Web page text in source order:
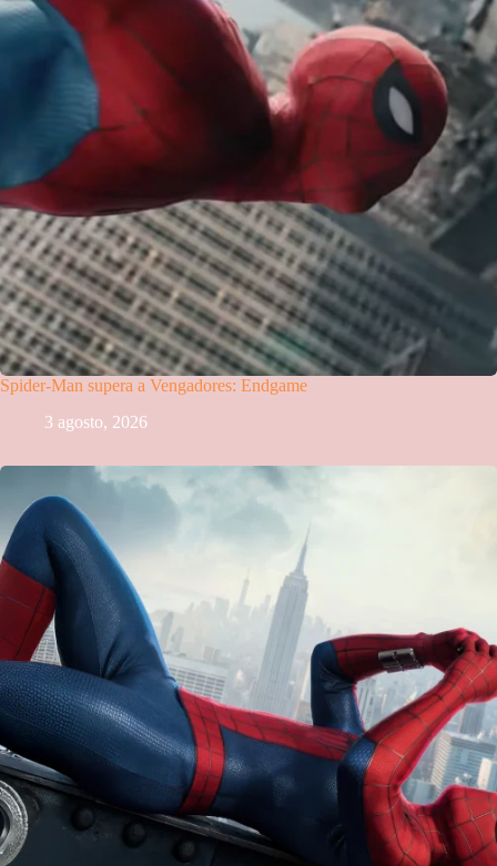
Spider-Man supera a Vengadores: Endgame
3 agosto, 2026